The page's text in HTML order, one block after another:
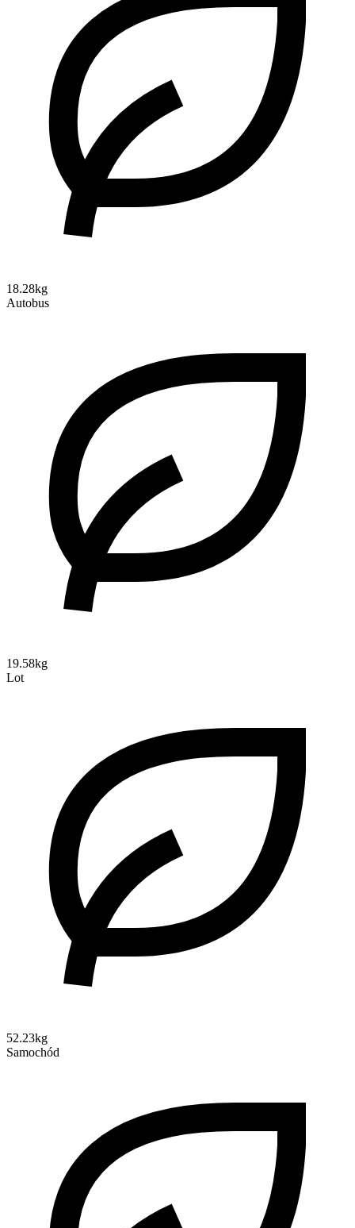
18.28kg
Autobus
19.58kg
Lot
52.23kg
Samochód